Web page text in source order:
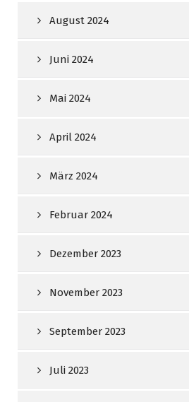
August 2024
Juni 2024
Mai 2024
April 2024
März 2024
Februar 2024
Dezember 2023
November 2023
September 2023
Juli 2023